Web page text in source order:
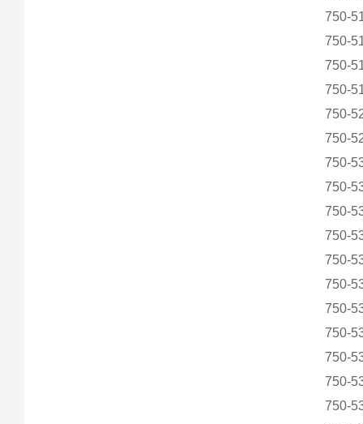
750-
750-
750-
750-
750-
750-
750-
750-
750-
750-
750-
750-
750-
750-
750-
750-
750-